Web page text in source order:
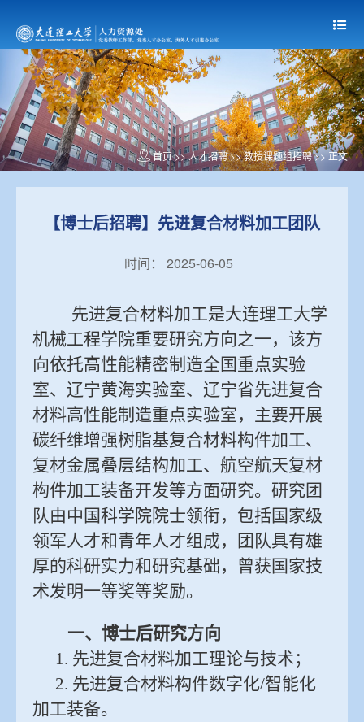
首页>>人才招聘>>教授课题组招聘>> 正文
【博士后招聘】先进复合材料加工团队
时间： 2025-06-05
先进复合材料加工是大连理工大学
机械工程学院重要研究方向之一，该方
向依托高性能精密制造全国重点实验
室、辽宁黄海实验室、辽宁省先进复合
材料高性能制造重点实验室，主要开展
碳纤维增强树脂基复合材料构件加工、
复材金属叠层结构加工、航空航天复材
构件加工装备开发等方面研究。研究团
队由中国科学院院士领衔，包括国家级
领军人才和青年人才组成，团队具有雄
厚的科研实力和研究基础，曾获国家技
术发明一等奖等奖励。
一、博士后研究方向
1. 先进复合材料加工理论与技术；
2. 先进复合材料构件数字化/智能化
加工装备。